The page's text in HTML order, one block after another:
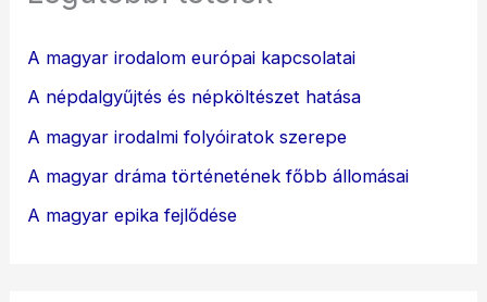
A magyar irodalom európai kapcsolatai
A népdalgyűjtés és népköltészet hatása
A magyar irodalmi folyóiratok szerepe
A magyar dráma történetének főbb állomásai
A magyar epika fejlődése